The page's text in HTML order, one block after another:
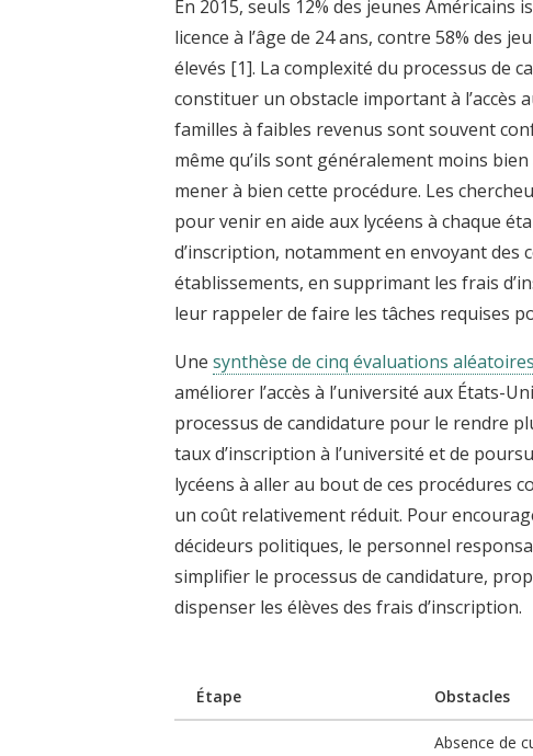
En 2015, seuls 12% des jeunes
licence à l’âge de 24 ans, contre 58% des
élevés [1]. La complexité du processus de
constituer un obstacle important à l’accès
familles à faibles revenus sont souvent
même qu’ils sont généralement moins
mener à bien cette procédure. Les
pour venir en aide aux lycéens à chaque
d’inscription, notamment en envoyant
établissements, en supprimant les frais
leur rappeler de faire les tâches requises
Une synthèse de cinq évaluations aléatoires
améliorer l’accès à l’université aux États-
processus de candidature pour le rendre
taux d’inscription à l’université et de
lycéens à aller au bout de ces procédures
un coût relativement réduit. Pour
décideurs politiques, le personnel
simplifier le processus de candidature,
dispenser les élèves des frais d’inscription.
Étape Obstacles
Absence de